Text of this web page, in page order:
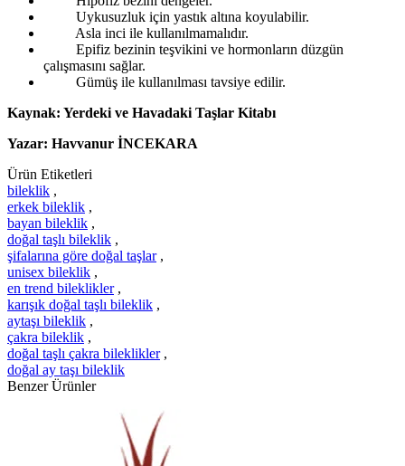
Uykusuzluk için yastık altına koyulabilir.
Asla inci ile kullanılmamalıdır.
Epifiz bezinin teşvikini ve hormonların düzgün
çalışmasını sağlar.
Gümüş ile kullanılması tavsiye edilir.
Kaynak: Yerdeki ve Havadaki Taşlar Kitabı
Yazar: Havvanur İNCEKARA
Ürün Etiketleri
bileklik ,
erkek bileklik ,
bayan bileklik ,
doğal taşlı bileklik ,
şifalarına göre doğal taşlar ,
unisex bileklik ,
en trend bileklikler ,
karışık doğal taşlı bileklik ,
aytaşı bileklik ,
çakra bileklik ,
doğal taşlı çakra bileklikler ,
doğal ay taşı bileklik
Benzer Ürünler